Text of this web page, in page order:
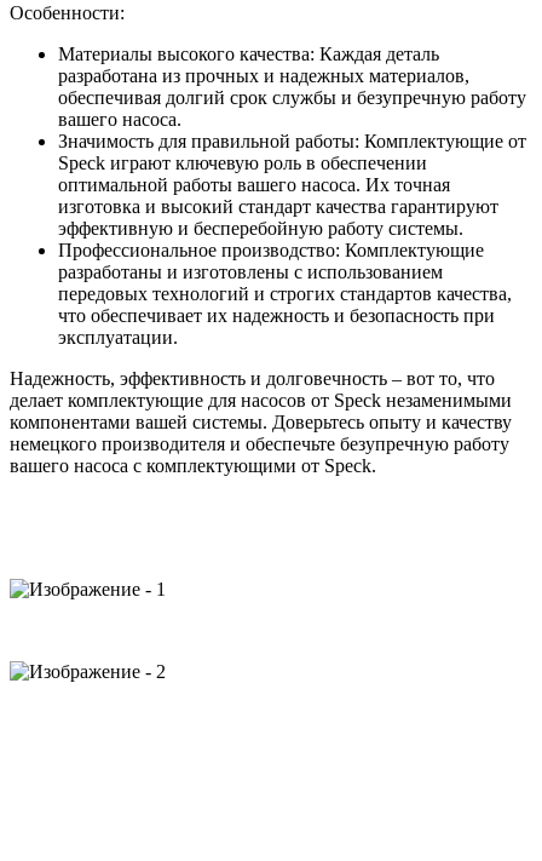
Особенности:
Материалы высокого качества: Каждая деталь
разработана из прочных и надежных материалов,
обеспечивая долгий срок службы и безупречную работу
вашего насоса.
Значимость для правильной работы: Комплектующие от
Speck играют ключевую роль в обеспечении
оптимальной работы вашего насоса. Их точная
изготовка и высокий стандарт качества гарантируют
эффективную и бесперебойную работу системы.
Профессиональное производство: Комплектующие
разработаны и изготовлены с использованием
передовых технологий и строгих стандартов качества,
что обеспечивает их надежность и безопасность при
эксплуатации.
Надежность, эффективность и долговечность – вот то, что
делает комплектующие для насосов от Speck незаменимыми
компонентами вашей системы. Доверьтесь опыту и качеству
немецкого производителя и обеспечьте безупречную работу
вашего насоса с комплектующими от Speck.